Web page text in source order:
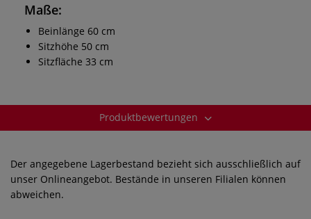
Maße:
Beinlänge 60 cm
Sitzhöhe 50 cm
Sitzfläche 33 cm
Produktbewertungen
Der angegebene Lagerbestand bezieht sich ausschließlich auf
unser Onlineangebot. Bestände in unseren Filialen können
abweichen.